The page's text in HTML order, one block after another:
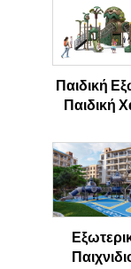
Παιδική
Παιδική